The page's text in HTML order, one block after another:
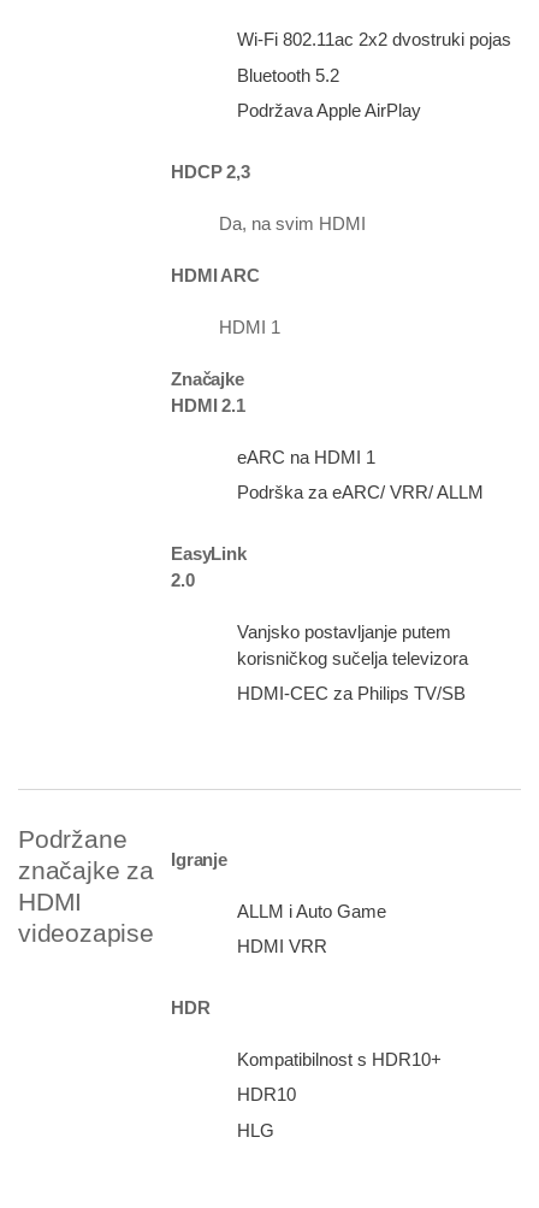
Wi-Fi 802.11ac 2x2 dvostruki pojas
Bluetooth 5.2
Podržava Apple AirPlay
HDCP 2,3
Da, na svim HDMI
HDMI ARC
HDMI 1
Značajke
HDMI 2.1
eARC na HDMI 1
Podrška za eARC/ VRR/ ALLM
EasyLink
2.0
Vanjsko postavljanje putem
korisničkog sučelja televizora
HDMI-CEC za Philips TV/SB
Podržane
značajke za
HDMI
videozapise
Igranje
ALLM i Auto Game
HDMI VRR
HDR
Kompatibilnost s HDR10+
HDR10
HLG